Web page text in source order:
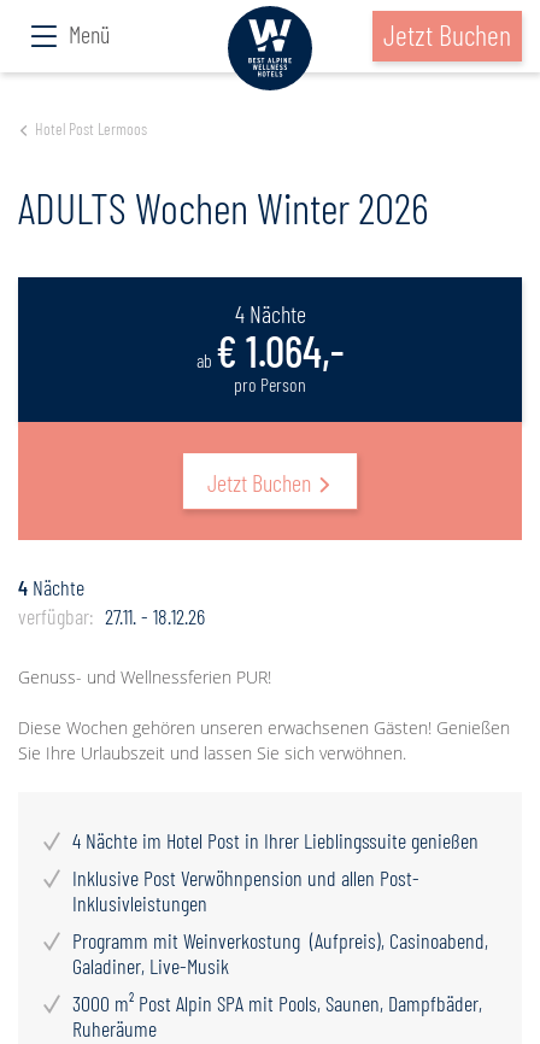
Menü Jetzt Buchen
Hotel Post Lermoos
ADULTS Wochen Winter 2026
4 Nächte
ab € 1.064,-
pro Person
Jetzt Buchen
4 Nächte
verfügbar: 27.11. - 18.12.26
Genuss- und Wellnessferien PUR!
Diese Wochen gehören unseren erwachsenen Gästen! Genießen
Sie Ihre Urlaubszeit und lassen Sie sich verwöhnen.
4 Nächte im Hotel Post in Ihrer Lieblingssuite genießen
Inklusive Post Verwöhnpension und allen Post-
Inklusivleistungen
Programm mit Weinverkostung (Aufpreis), Casinoabend,
Galadiner, Live-Musik
3000 m² Post Alpin SPA mit Pools, Saunen, Dampfbäder,
Ruheräume